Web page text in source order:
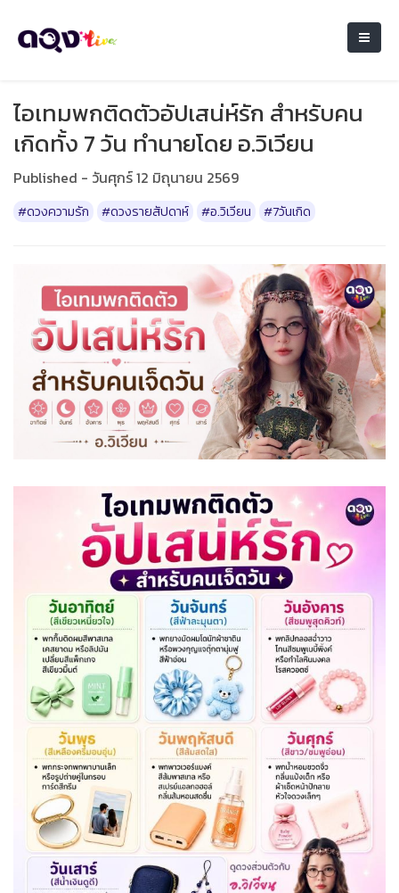
ไอเทมพกติดตัวอัปเสน่ห์รัก สำหรับคน
เกิดทั้ง 7 วัน ทำนายโดย อ.วิเวียน
Published - วันศุกร์ 12 มิถุนายน 2569
#ดวงความรัก #ดวงรายสัปดาห์ #อ.วิเวียน #7วันเกิด